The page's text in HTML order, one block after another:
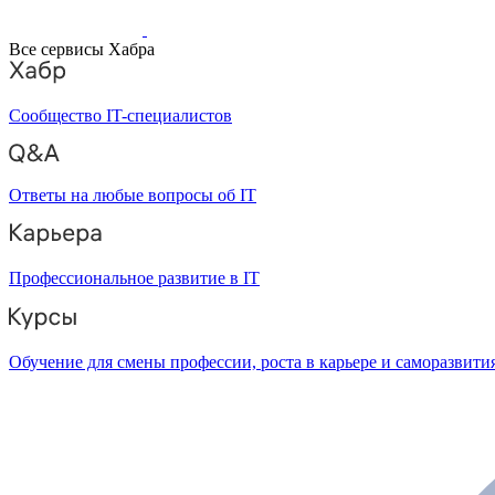
Все сервисы Хабра
Сообщество IT-специалистов
Ответы на любые вопросы об IT
Профессиональное развитие в IT
Обучение для смены профессии, роста в карьере и